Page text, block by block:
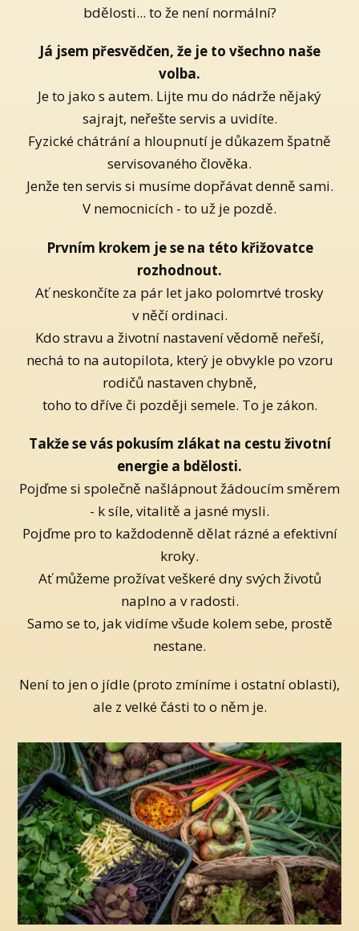
bdělosti... to že není normální?
Já jsem přesvědčen, že je to všechno naše
volba.
Je to jako s autem. Lijte mu do nádrže nějaký
sajrajt, neřešte servis a uvidíte.
Fyzické chátrání a hloupnutí je důkazem špatně
servisovaného člověka.
Jenže ten servis si musíme dopřávat denně sami.
V nemocnicích - to už je pozdě.
Prvním krokem je se na této křižovatce
rozhodnout.
Ať neskončíte za pár let jako polomrtvé trosky
v něčí ordinaci.
Kdo stravu a životní nastavení vědomě neřeší,
nechá to na autopilota, který je obvykle po vzoru
rodičů nastaven chybně,
toho to dříve či později semele. To je zákon.
Takže se vás pokusím zlákat na cestu životní
energie a bdělosti.
Pojďme si společně našlápnout žádoucím směrem
- k síle, vitalitě a jasné mysli.
Pojďme pro to každodenně dělat rázné a efektivní
kroky.
Ať můžeme prožívat veškeré dny svých životů
naplno a v radosti.
Samo se to, jak vidíme všude kolem sebe, prostě
nestane.
Není to jen o jídle (proto zmíníme i ostatní oblasti),
ale z velké části to o něm je.